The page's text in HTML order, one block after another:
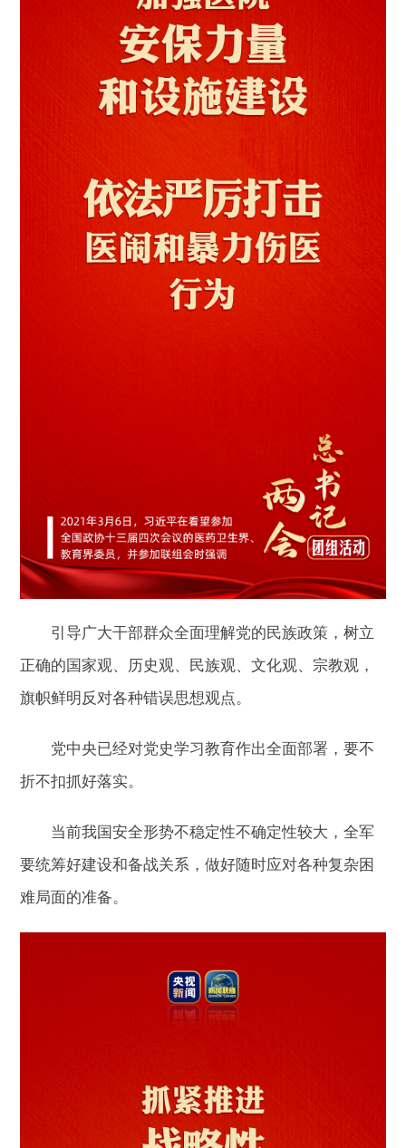
引导广大干部群众全面理解党的民族政策，树立
正确的国家观、历史观、民族观、文化观、宗教观，
旗帜鲜明反对各种错误思想观点。
党中央已经对党史学习教育作出全面部署，要不
折不扣抓好落实。
当前我国安全形势不稳定性不确定性较大，全军
要统筹好建设和备战关系，做好随时应对各种复杂困
难局面的准备。